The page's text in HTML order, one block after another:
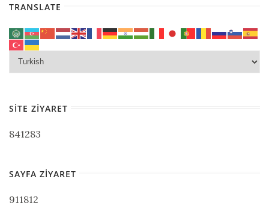
TRANSLATE
SITE ZIYARET
841283
SAYFA ZIYARET
911812